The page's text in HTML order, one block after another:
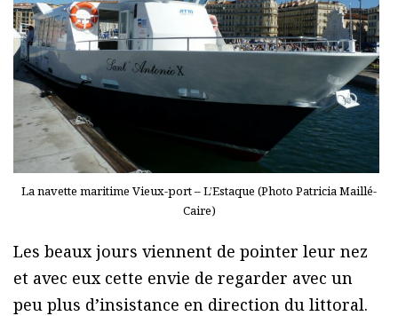
La navette maritime Vieux-port – L’Estaque (Photo Patricia Maillé-
Caire)
Les beaux jours viennent de pointer leur nez
et avec eux cette envie de regarder avec un
peu plus d’insistance en direction du littoral.